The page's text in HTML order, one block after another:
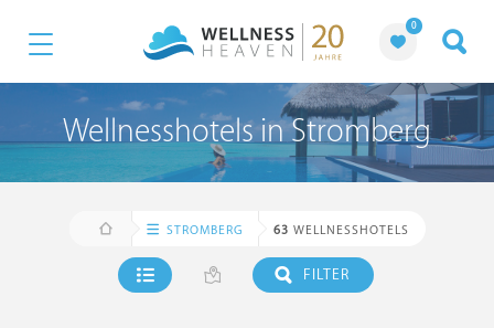
0
Wellnesshotels in Stromberg
STROMBERG 63 WELLNESSHOTELS
FILTER